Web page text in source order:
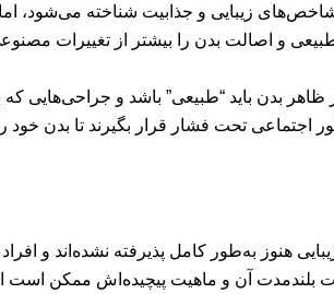
شاخص‌های زیبایی و جذابیت شناخته
و اصالت بدن را بیشتر از تغییرات
ظاهر بدن باید “طبیعی” باشد و جراحی‌هایی
تحت فشار قرار بگیرند تا بدن خود
هنوز به‌طور کامل پذیرفته نشده‌اند و
بلندمدت آن و ماهیت پیچیده‌اش ممکن است